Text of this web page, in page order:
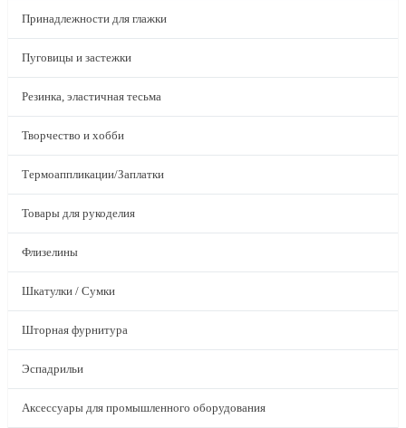
Принадлежности для глажки
Пуговицы и застежки
Резинка, эластичная тесьма
Творчество и хобби
Термоаппликации/Заплатки
Товары для рукоделия
Флизелины
Шкатулки / Сумки
Шторная фурнитура
Эспадрильи
Аксессуары для промышленного оборудования